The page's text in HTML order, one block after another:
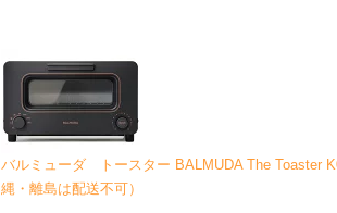
バルミューダ トースター BALMUDA The Toaster
縄・離島は配送不可）